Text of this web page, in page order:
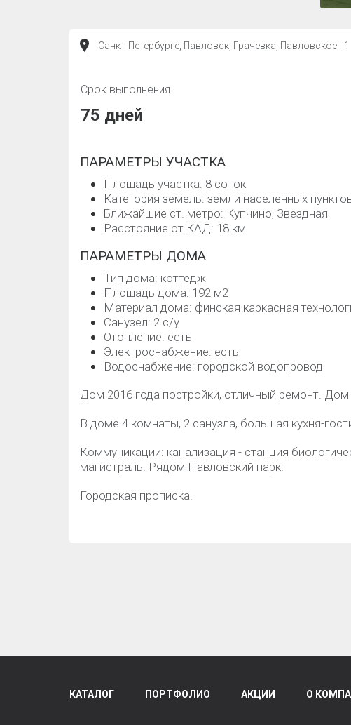
Санкт-Петербурге, Павловск, Грачевка, Павловское - 1
Срок выполнения
75 дней
ПАРАМЕТРЫ УЧАСТКА
Площадь участка: 8 соток
Категория земель: земли населенных
Ближайшие ст. метро: Купчино, Звездная
Расстояние от КАД: 18 км
ПАРАМЕТРЫ ДОМА
Тип дома: коттедж
Площадь дома: 192 м2
Материал дома: финская каркасная
Санузел: 2 с/у
Отопление: есть
Электроснабжение: есть
Водоснабжение: городской водопровод
Дом 2016 года постройки, отличный ремонт.
В доме 4 комнаты, 2 санузла, большая кухня-
Коммуникации: канализация - станция
магистраль. Рядом Павловский парк.
Городская прописка.
КАТАЛОГ ПОРТФОЛИО АКЦИИ О